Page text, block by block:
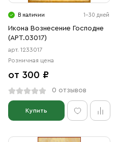
Свечи
Ювелирные изделия
В наличии 1-30 дней
Икона Вознесение Господне
(АРТ.03017)
арт. 1233017
Розничная цена
от 300 ₽
0 отзывов
Купить